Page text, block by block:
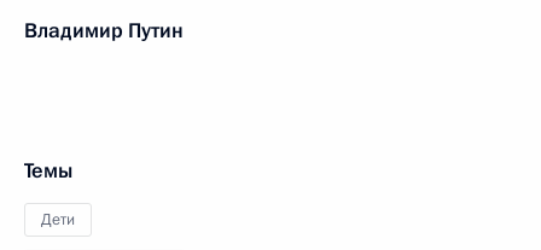
Владимир Путин
Темы
Дети